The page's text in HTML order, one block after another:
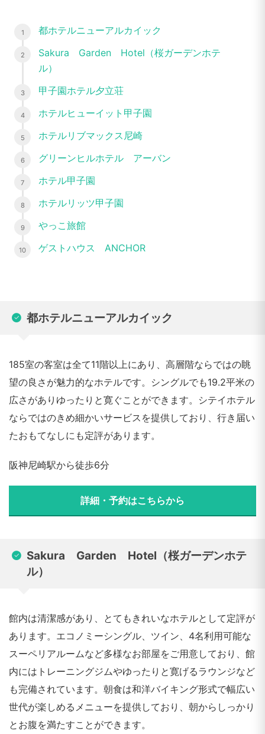
都ホテルニューアルカイック
Sakura Garden Hotel（桜ガーデンホテ
ル）
甲子園ホテル夕立荘
ホテルヒューイット甲子園
ホテルリブマックス尼崎
グリーンヒルホテル アーバン
ホテル甲子園
ホテルリッツ甲子園
やっこ旅館
ゲストハウス ANCHOR
都ホテルニューアルカイック
185室の客室は全て11階以上にあり、高層階ならではの眺
望の良さが魅力的なホテルです。シングルでも19.2平米の
広さがありゆったりと寛ぐことができます。シテイホテル
ならではのきめ細かいサービスを提供しており、行き届い
たおもてなしにも定評があります。
阪神尼崎駅から徒歩6分
詳細・予約はこちらから
Sakura Garden Hotel（桜ガーデンホテ
ル）
館内は清潔感があり、とてもきれいなホテルとして定評が
あります。エコノミーシングル、ツイン、4名利用可能な
スーペリアルームなど多様なお部屋をご用意しており、館
内にはトレーニングジムやゆったりと寛げるラウンジなど
も完備されています。朝食は和洋バイキング形式で幅広い
世代が楽しめるメニューを提供しており、朝からしっかり
とお腹を満たすことができます。